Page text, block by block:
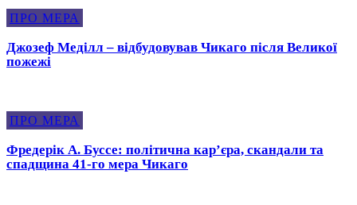
ПРО МЕРА
Джозеф Меділл – відбудовував Чикаго після Великої
пожежі
ПРО МЕРА
Фредерік А. Буссе: політична кар’єра, скандали та
спадщина 41-го мера Чикаго